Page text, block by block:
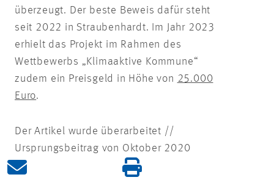
überzeugt. Der beste Beweis dafür steht
seit 2022 in Straubenhardt. Im Jahr 2023
erhielt das Projekt im Rahmen des
Wettbewerbs „Klimaaktive Kommune“
zudem ein Preisgeld in Höhe von 25.000
Euro.
Der Artikel wurde überarbeitet //
Ursprungsbeitrag von Oktober 2020